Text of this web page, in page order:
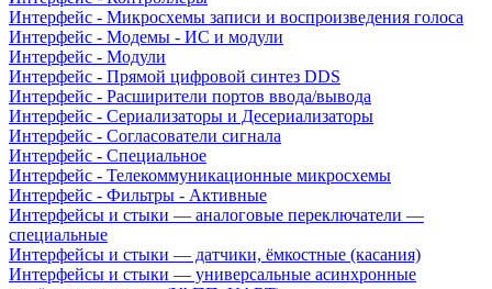
Интерфейс - Микросхемы записи и воспроизведения голоса
Интерфейс - Модемы - ИС и модули
Интерфейс - Модули
Интерфейс - Прямой цифровой синтез DDS
Интерфейс - Расширители портов ввода/вывода
Интерфейс - Сериализаторы и Десериализаторы
Интерфейс - Согласователи сигнала
Интерфейс - Специальное
Интерфейс - Телекоммуникационные микросхемы
Интерфейс - Фильтры - Активные
Интерфейсы и стыки — аналоговые переключатели —
специальные
Интерфейсы и стыки — датчики, ёмкостные (касания)
Интерфейсы и стыки — универсальные асинхронные